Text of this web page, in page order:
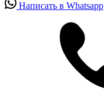
Написать в Whatsapp